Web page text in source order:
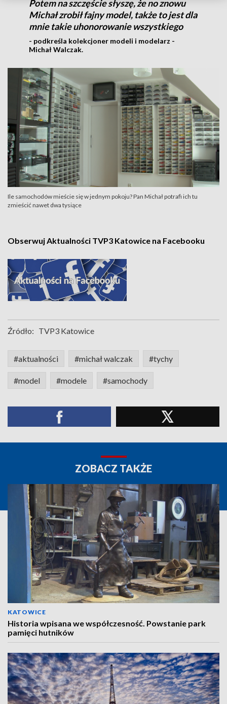
Potem na szczęście słyszę, że no znowu
Michał zrobił fajny model, także to jest dla
mnie takie uhonorowanie wszystkiego
- podkreśla kolekcjoner modeli i modelarz -
Michał Walczak.
Ile samochodów mieście się w jednym pokoju? Pan Michał potrafi ich tu
zmieścić nawet dwa tysiące
Obserwuj Aktualności TVP3 Katowice na Facebooku
Źródło: TVP3 Katowice
#aktualności #michał walczak #tychy
#model #modele #samochody
ZOBACZ TAKŻE
KATOWICE
Historia wpisana we współczesność. Powstanie park
pamięci hutników